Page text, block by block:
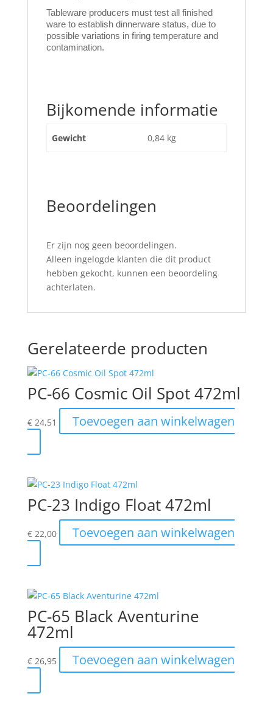
Tableware producers must test all finished
ware to establish dinnerware status, due to
possible variations in firing temperature and
contamination.
Bijkomende informatie
Gewicht 0,84 kg
Beoordelingen
Er zijn nog geen beoordelingen.
Alleen ingelogde klanten die dit product
hebben gekocht, kunnen een beoordeling
achterlaten.
Gerelateerde producten
PC-66 Cosmic Oil Spot 472ml
€24,51 Toevoegen aan winkelwagen
PC-23 Indigo Float 472ml
€22,00 Toevoegen aan winkelwagen
PC-65 Black Aventurine
472ml
€26,95 Toevoegen aan winkelwagen